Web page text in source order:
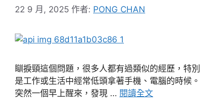
22 9 月, 2025 作者: PONG CHAN
瞓捩頸這個問題，很多人都有過類似的經歷，特別
是工作或生活中經常低頭拿著手機、電腦的時候。
突然一個早上醒來，發現 … 閱讀全文